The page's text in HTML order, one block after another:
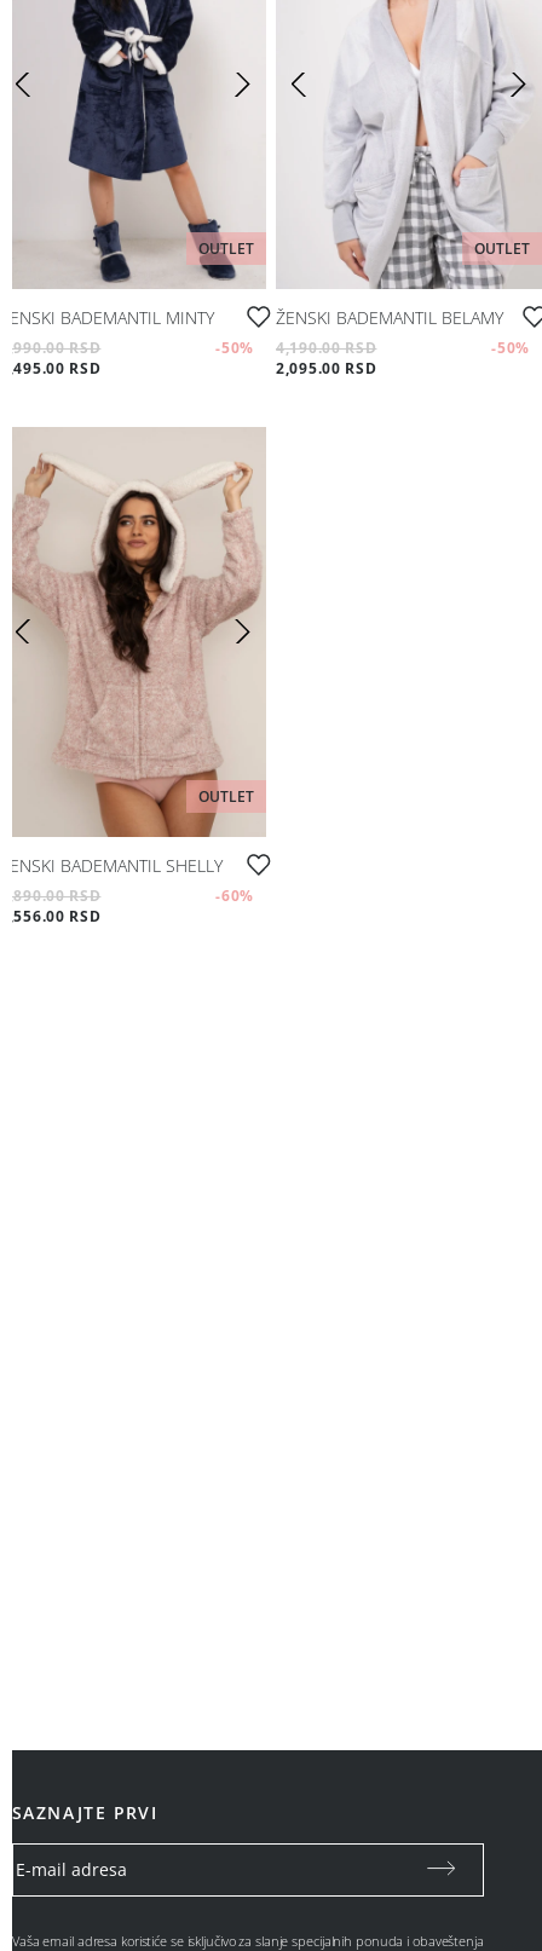
OUTLET
ŽENSKI BADEMANTIL MINTY
4,990.00 RSD -50%
2,495.00 RSD
OUTLET
ŽENSKI BADEMANTIL BELAMY
4,190.00 RSD -50%
2,095.00 RSD
OUTLET
ŽENSKI BADEMANTIL SHELLY
3,890.00 RSD -60%
1,556.00 RSD
SAZNAJTE PRVI
Vaša email adresa koristiće se isključivo za slanje specijalnih ponuda i obaveštenja